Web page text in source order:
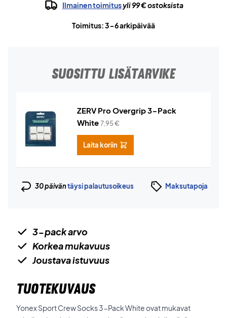
Ilmainen toimitusyli 99 € ostoksista
Toimitus: 3-6 arkipäivää
SUOSITTU LISÄTARVIKE
ZERV Pro Overgrip 3-Pack
White7,95€
Laita koriin
30 päiväntäysi palautusoikeus Maksutapoja
3-pack arvo
Korkea mukavuus
Joustava istuvuus
TUOTEKUVAUS
Yonex Sport Crew Socks 3-Pack White ovat mukavat